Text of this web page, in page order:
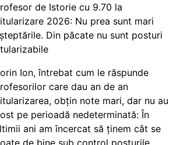
de Istorie cu 9.70 la
2026: Nu prea sunt mari
Din păcate nu sunt posturi
Ion, întrebat cum le răspunde
care dau an de an
obțin note mari, dar nu au
pe perioadă nedeterminată: În
ani am încercat să ținem cât se
de bine sub control posturile